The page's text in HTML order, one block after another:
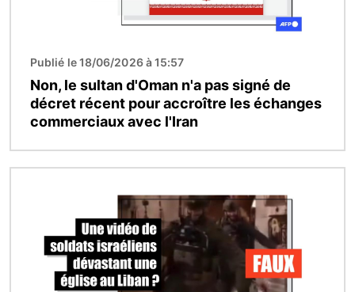
Publié le 18/06/2026 à 15:57
Non, le sultan d'Oman n'a pas signé de
décret récent pour accroître les échanges
commerciaux avec l'Iran